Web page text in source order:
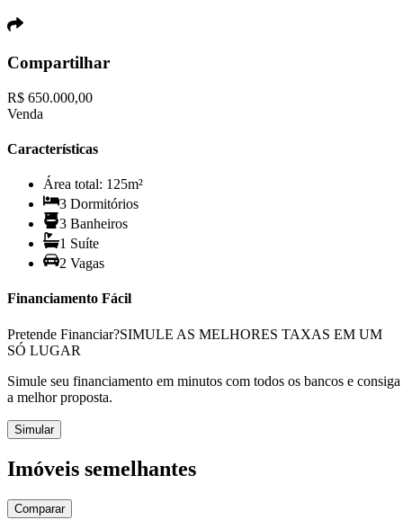
Compartilhar
R$ 650.000,00
Venda
Características
Área total: 125m²
3 Dormitórios
3 Banheiros
1 Suíte
2 Vagas
Financiamento Fácil
Pretende Financiar?SIMULE AS MELHORES TAXAS EM UM
SÓ LUGAR
Simule seu financiamento em minutos com todos os bancos e consiga
a melhor proposta.
Simular
Imóveis semelhantes
Comparar